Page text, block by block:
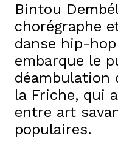
Bintou
chorégraphe
danse hip-
embarque le
déambulation
la Friche, qui
entre art
populaires.